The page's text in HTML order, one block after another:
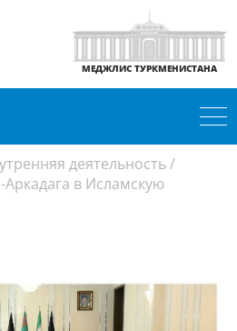
МЕДЖЛИС ТУРКМЕНИСТАНА
деятельность/
Аркадага в Исламскую